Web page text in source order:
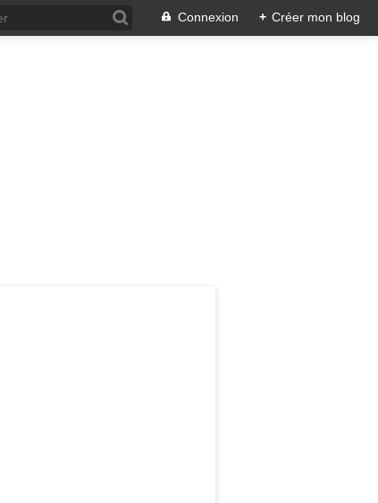
Connexion + Créer mon blog